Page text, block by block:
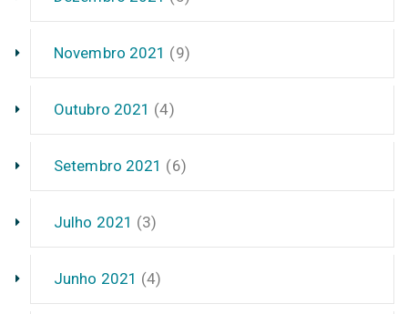
Novembro 2021 (9)
Outubro 2021 (4)
Setembro 2021 (6)
Julho 2021 (3)
Junho 2021 (4)